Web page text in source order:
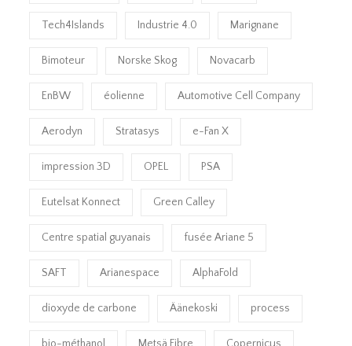
Tech4Islands Industrie 4.0 Marignane
Bimoteur Norske Skog Novacarb
EnBW éolienne Automotive Cell Company
Aerodyn Stratasys e-Fan X
impression 3D OPEL PSA
Eutelsat Konnect Green Calley
Centre spatial guyanais fusée Ariane 5
SAFT Arianespace AlphaFold
dioxyde de carbone Äänekoski process
bio-méthanol Metsä Fibre Copernicus